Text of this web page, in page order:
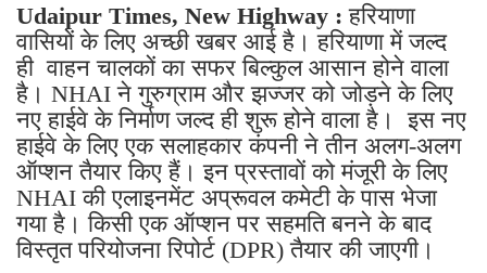
Udaipur Times, New Highway :हरियाणा
वासियों के लिए अच्छी खबर आई है। हरियाणा में जल्द
ही वाहन चालकों का सफर बिल्कुल आसान होने वाला
है। NHAI ने गुरुग्राम और झज्जर को जोड़ने के लिए
नए हाईवे के निर्माण जल्द ही शुरू होने वाला है। इस नए
हाईवे के लिए एक सलाहकार कंपनी ने तीन अलग-अलग
ऑप्शन तैयार किए हैं। इन प्रस्तावों को मंजूरी के लिए
NHAI की एलाइनमेंट अप्रूवल कमेटी के पास भेजा
गया है। किसी एक ऑप्शन पर सहमति बनने के बाद
विस्तृत परियोजना रिपोर्ट (DPR) तैयार की जाएगी।